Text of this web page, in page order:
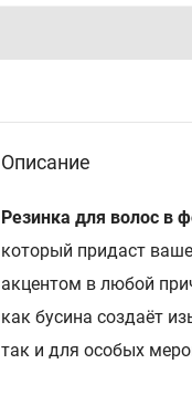
Описание
Резинка для волос в
который придаст
акцентом в любой
как бусина создаёт
так и для особых